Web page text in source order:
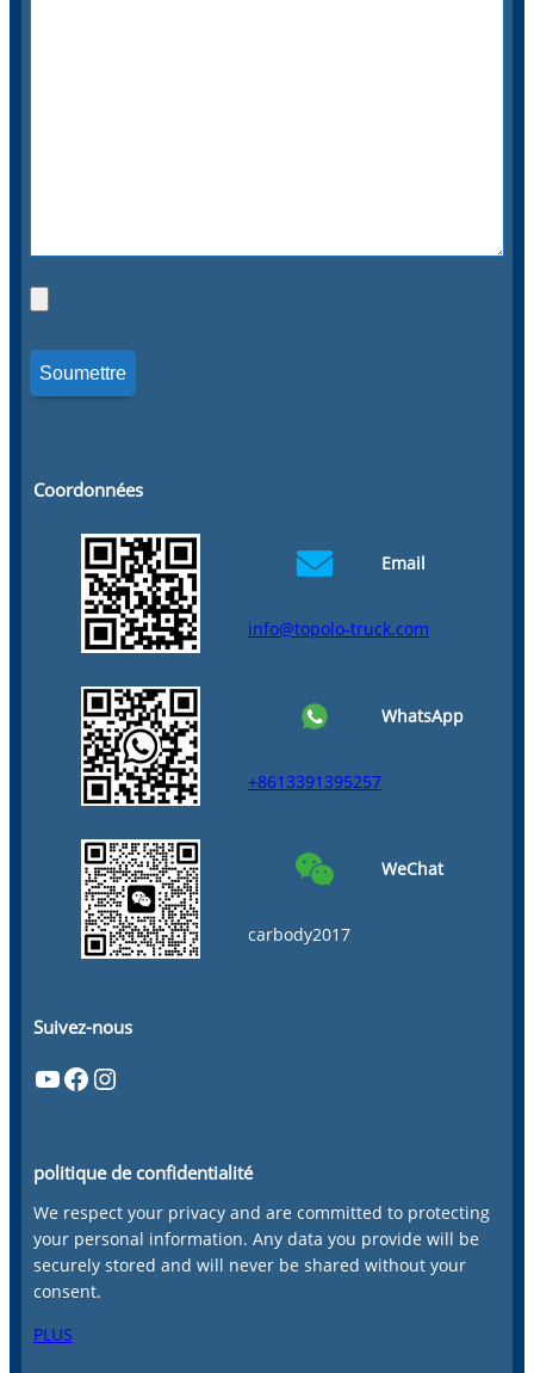
Coordonnées
Email
info@topolo-truck.com
WhatsApp
+8613391395257
WeChat
carbody2017
Suivez-nous
YouTube Facebook Instagram
politique de confidentialité
We respect your privacy and are committed to protecting
your personal information. Any data you provide will be
securely stored and will never be shared without your
consent.
PLUS